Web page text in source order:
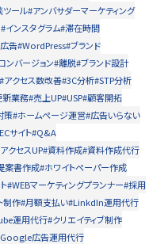
ツール#アンバサダーマーケティング
#インスタグラム#滞在時間
告#WordPress#ブランド
ンバージョン#離脱#ブランド設計
アクセス数改善#3C分析#STP分析
新業務#売上UP#USP#顧客開拓
策#ホームページ運営#広告いらない
サイト#Q&A
クセスUP#資料作成#資料作成代行
案書作成#ホワイトペーパー作成
#WEBマーケティングプランナー#採用
制作#月額支払い#LinkdIn運用代行
運用代行#クリエイティブ制作
広告運用代行